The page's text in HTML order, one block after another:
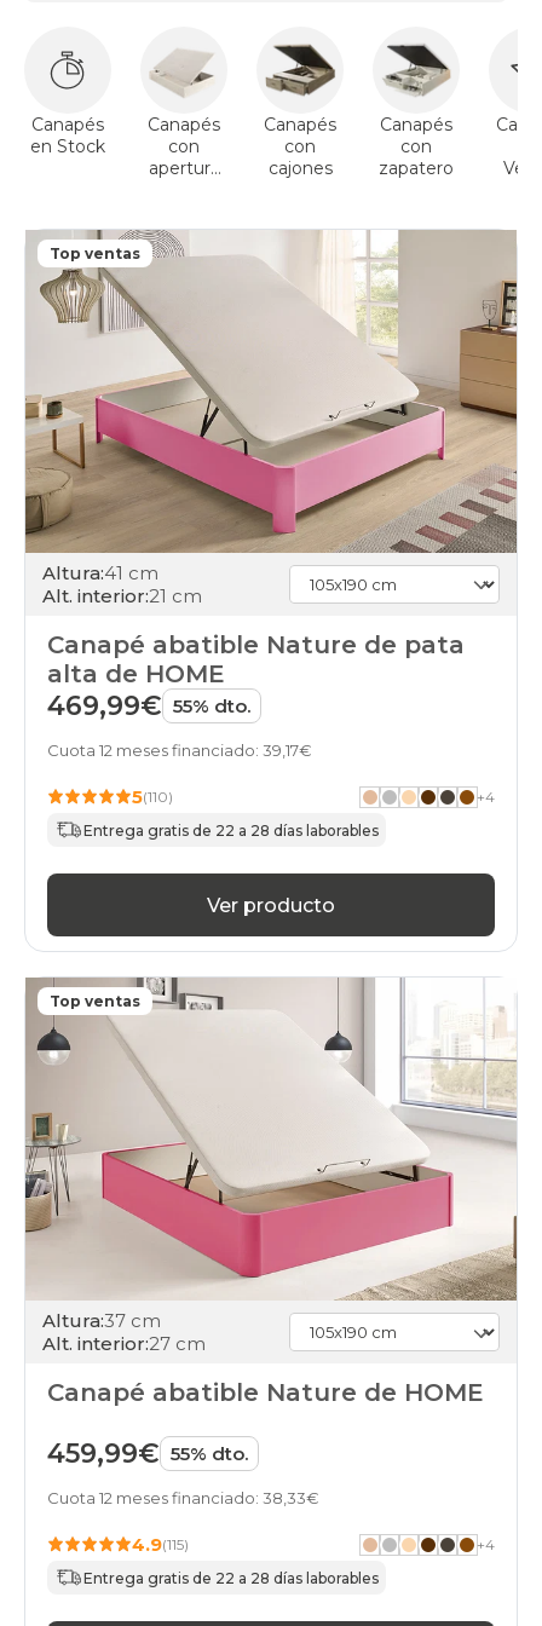
Canapés
en Stock
Canapés
con
apertura
Canapés
con
cajones
Canapés
con
zapatero
Top ventas
Altura:41 cm
Alt. interior:21 cm
Canapé abatible Nature de pata
alta de HOME
469,99€ 55% dto.
Cuota 12 meses financiado: 39,17€
5(110) +4
Entrega gratis de 22 a 28 días laborables
Ver producto
Top ventas
Altura:37 cm
Alt. interior:27 cm
Canapé abatible Nature de HOME
459,99€ 55% dto.
Cuota 12 meses financiado: 38,33€
4.9(115) +4
Entrega gratis de 22 a 28 días laborables